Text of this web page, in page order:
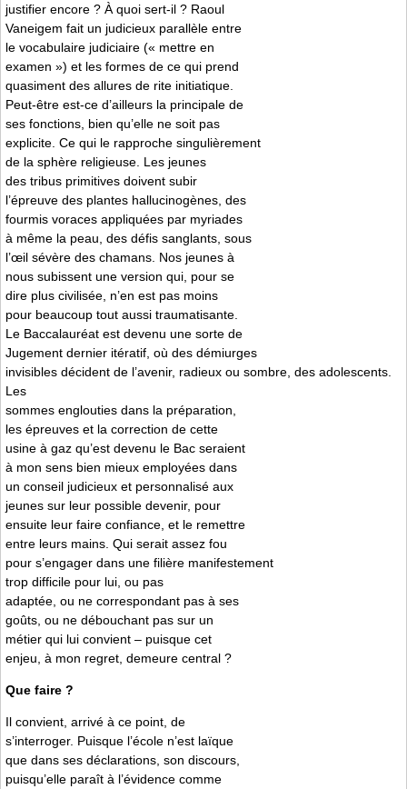
justifier encore ? À quoi sert-il ? Raoul
Vaneigem fait un judicieux parallèle entre
le vocabulaire judiciaire (« mettre en
examen ») et les formes de ce qui prend
quasiment des allures de rite initiatique.
Peut-être est-ce d’ailleurs la principale de
ses fonctions, bien qu’elle ne soit pas
explicite. Ce qui le rapproche singulièrement
de la sphère religieuse. Les jeunes
des tribus primitives doivent subir
l’épreuve des plantes hallucinogènes, des
fourmis voraces appliquées par myriades
à même la peau, des défis sanglants, sous
l’œil sévère des chamans. Nos jeunes à
nous subissent une version qui, pour se
dire plus civilisée, n’en est pas moins
pour beaucoup tout aussi traumatisante.
Le Baccalauréat est devenu une sorte de
Jugement dernier itératif, où des démiurges
invisibles décident de l’avenir, radieux ou sombre, des adolescents.
Les
sommes englouties dans la préparation,
les épreuves et la correction de cette
usine à gaz qu’est devenu le Bac seraient
à mon sens bien mieux employées dans
un conseil judicieux et personnalisé aux
jeunes sur leur possible devenir, pour
ensuite leur faire confiance, et le remettre
entre leurs mains. Qui serait assez fou
pour s’engager dans une filière manifestement
trop difficile pour lui, ou pas
adaptée, ou ne correspondant pas à ses
goûts, ou ne débouchant pas sur un
métier qui lui convient – puisque cet
enjeu, à mon regret, demeure central ?
Que faire ?
Il convient, arrivé à ce point, de
s’interroger. Puisque l’école n’est laïque
que dans ses déclarations, son discours,
puisqu’elle paraît à l’évidence comme